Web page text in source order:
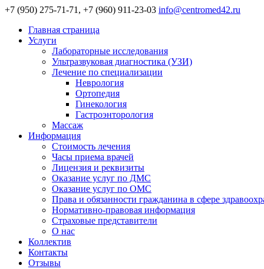
+7 (950) 275-71-71, +7 (960) 911-23-03 info@centromed42.ru
Главная страница
Услуги
Лабораторные исследования
Ультразвуковая диагностика (УЗИ)
Лечение по специализации
Неврология
Ортопедия
Гинекология
Гастроэнторология
Массаж
Информация
Стоимость лечения
Часы приема врачей
Лицензия и реквизиты
Оказание услуг по ДМС
Оказание услуг по ОМС
Права и обязанности гражданина в сфере
Нормативно-правовая информация
Страховые представители
О нас
Коллектив
Контакты
Отзывы